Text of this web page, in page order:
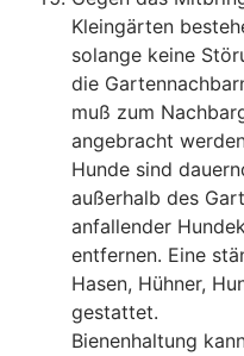
Kleingärten
solange keine
die
muß zum
angebracht
Hunde sind
außerhalb des
anfallender
entfernen. Eine
Hasen, Hühner,
gestattet.
Bienenhaltung